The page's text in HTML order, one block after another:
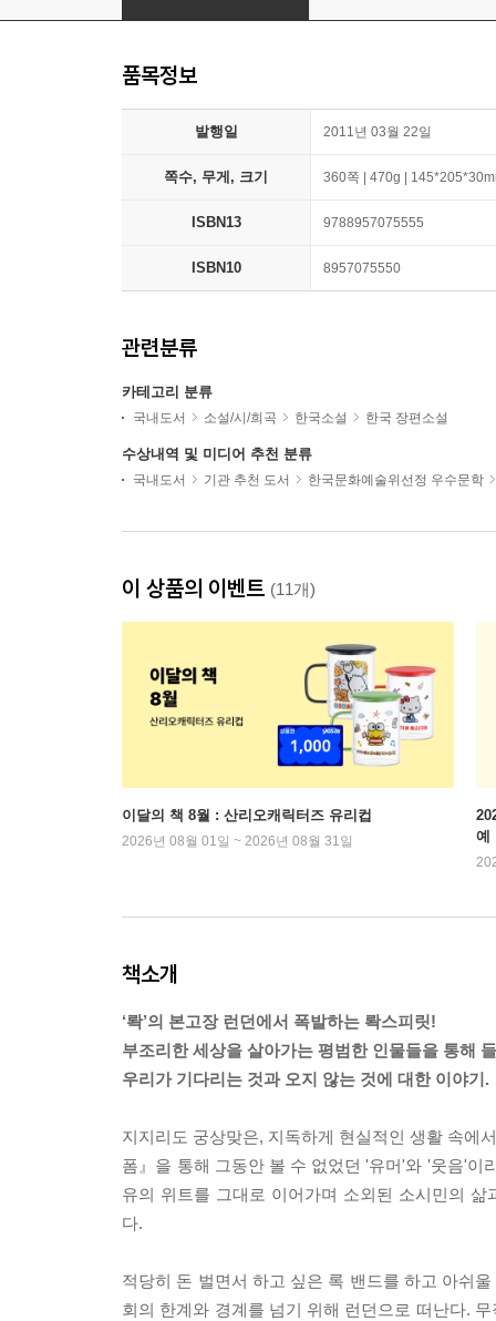
품목정보
발행일 2011년 03월 22일
쪽수, 무게, 크기 360쪽 | 470g |
ISBN13 9788957075555
ISBN10 8957075550
관련분류
카테고리 분류
국내도서 소설/시/희곡 한국소설 한국 장편소설
수상내역 및 미디어 추천 분류
국내도서 기관 추천 도서 한국문화예술위선정 우수문학
이 상품의 이벤트 (11개)
이달의 책 8월 : 산리오캐릭터즈 유리컵
2026년 08월 01일 ~ 2026년 08월 31일
예
책소개
‘롹’의 본고장 런던에서 폭발하는 롹스피릿!
부조리한 세상을 살아가는 평범한 인물들을 통해
우리가 기다리는 것과 오지 않는 것에 대한 이야기.
지지리도 궁상맞은, 지독하게 현실적인 생활 속에
폼』을 통해 그동안 볼 수 없었던 '유머'와 '웃음'이
유의 위트를 그대로 이어가며 소외된 소시민의
다.
적당히 돈 벌면서 하고 싶은 록 밴드를 하고 아쉬
회의 한계와 경계를 넘기 위해 런던으로 떠난다.